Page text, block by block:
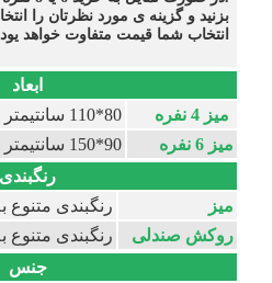
بزنید و گزینه ی مورد نظرتان را
انتخاب شما قیمت متفاوت خواهد یود
ابعاد
میز 4 نفره
80*110 سانتیمتر
میز 6 نفره
90*150 سانتیمتر
رنگبندی
میز
رنگبندی متنوع
روکش صندلی
رنگبندی متنوع
جنس